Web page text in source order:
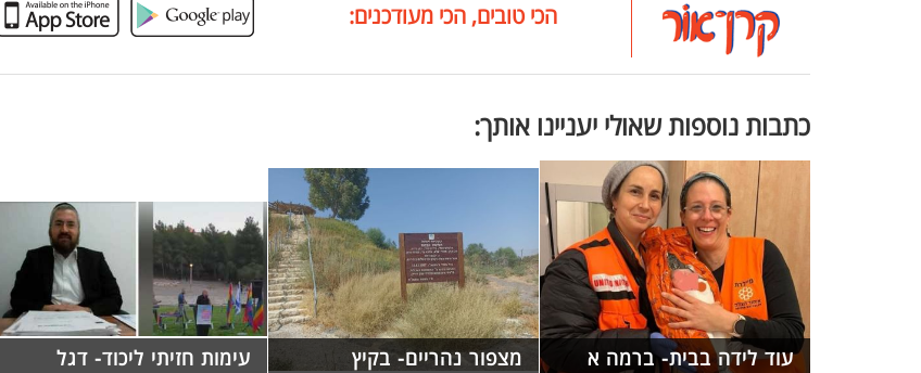
הכי טובים, הכי מעודכנים:
כתבות נוספות שאולי יעניינו אותך:
עוד לידה בבית- ברמה א מצפור נהריים- בקיץ עימות חזיתי ליכוד- דגל